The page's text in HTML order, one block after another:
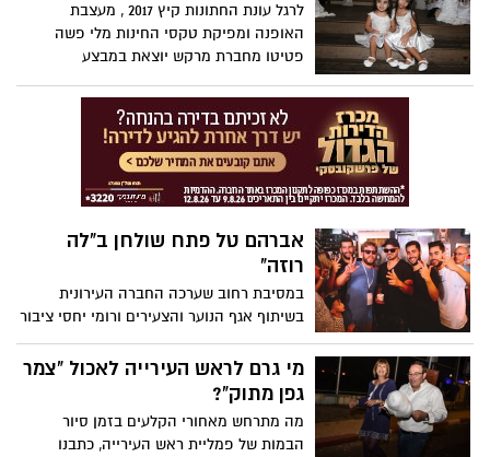
לרגל עונת החתונות קיץ 2017 , מעצבת
האופנה ומפיקת טקסי החינות מלי פשה
פטיטו מחברת מרקש יוצאת במבצע
אברהם טל פתח שולחן ב"לה
רוזה"
במסיבת רחוב שערכה החברה העירונית
בשיתוף אגף הנוער והצעירים ורומי יחסי ציבור
בשישי האחרון ברחוב רוטשילד בעיר התארח
אברהם טל שמיד אחרי הבלאנס פתח שולחן
ב"לה רוזה".
מי גרם לראש העירייה לאכול "צמר
גפן מתוק"?
מה מתרחש מאחורי הקלעים בזמן סיור
הבמות של פמליית ראש העירייה, כתבנו